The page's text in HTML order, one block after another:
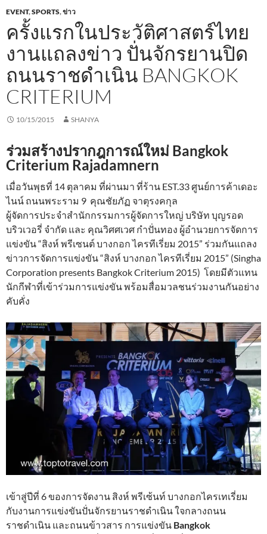
EVENT,SPORTS,ข่าว
ครั้งแรกในประวัติศาสตร์ไทย
งานแถลงข่าว ปั่นจักรยานปิด
ถนนราชดำเนิน BANGKOK
CRITERIUM
10/15/2015 SHANYA
ร่วมสร้างปรากฎการณ์ใหม่ Bangkok
Criterium Rajadamnern
เมื่อวันพุธที่ 14 ตุลาคม ที่ผ่านมา ที่ร้าน EST.33 ศูนย์การค้าเดอะ
ไนน์ ถนนพระราม 9 คุณชัยภัฏ จาตุรงคกุล
ผู้จัดการประจำสำนักกรรมการผู้จัดการใหญ่ บริษัท บุญรอด
บริวเวอรี่ จำกัด และ คุณวิศศเวศ กำปั่นทอง ผู้อำนวยการจัดการ
แข่งขัน “สิงห์ พรีเซนต์ บางกอก ไครทีเรี่ยม 2015” ร่วมกันแถลง
ข่าวการจัดการแข่งขัน “สิงห์ บางกอก ไครทีเรี่ยม 2015” (Singha
Corporation presents Bangkok Criterium 2015) โดยมีตัวแทน
นักกีฬาที่เข้าร่วมการแข่งขัน พร้อมสื่อมวลชนร่วมงานกันอย่าง
คับคั่ง
เข้าสู่ปีที่ 6 ของการจัดงาน สิงห์ พรีเซ้นท์ บางกอกไครเทเรี่ยม
กับงานการแข่งขันปั่นจักรยานราชดำเนิน ใจกลางถนน
ราชดำเนิน และถนนข้าวสาร การแข่งขัน Bangkok